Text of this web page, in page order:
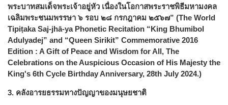
พระบาทสมเด็จพระเจ้าอยู่หัว เนื่องในโอกาสพระราชพิธีมหามงคล
เฉลิมพระชนมพรรษา ๖ รอบ ๒๘ กรกฎาคม ๒๕๖๗” (The World
Tipiṭaka Saj-jhā-ya Phonetic Recitation “King Bhumibol
Adulyadej” and “Queen Sirikit” Commemorative 2016
Edition : A Gift of Peace and Wisdom for All, The
Celebrations on the Auspicious Occasion of His Majesty the
King's 6th Cycle Birthday Anniversary, 28th July 2024.)
3. คลังอารยธรรมทางปัญญาของมนุษยชาติ